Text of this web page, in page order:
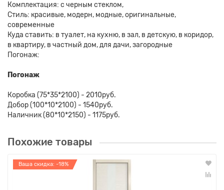
Комплектация: с черным стеклом,
Стиль: красивые, модерн, модные, оригинальные,
современные
Куда ставить: в туалет, на кухню, в зал, в детскую, в коридор,
в квартиру, в частный дом, для дачи, загородные
Погонаж:
Погонаж
Коробка (75*35*2100) - 2010руб.
Добор (100*10*2100) - 1540руб.
Наличник (80*10*2150) - 1175руб.
Похожие товары
Ваша скидка: -18%